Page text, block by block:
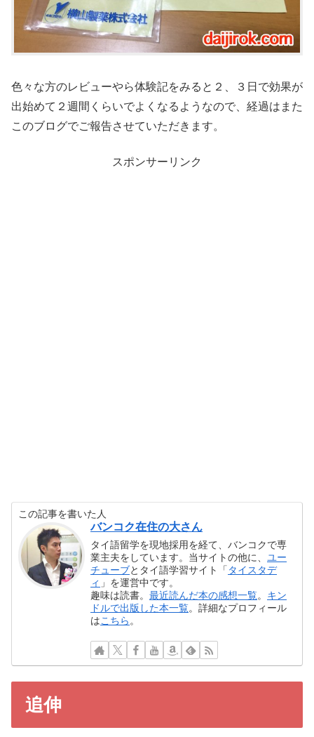
色々な方のレビューやら体験記をみると２、３日で効果が
出始めて２週間くらいでよくなるようなので、経過はまた
このブログでご報告させていただきます。
スポンサーリンク
この記事を書いた人
バンコク在住の大さん
タイ語留学を現地採用を経て、バンコクで専
業主夫をしています。当サイトの他に、 ユー
チューブとタイ語学習サイト「 タイスタデ
ィ 」を運営中です。
趣味は読書。最近読んだ本の感想一覧。 キン
ドルで出版した本一覧。詳細なプロフィール
はこちら 。
追伸